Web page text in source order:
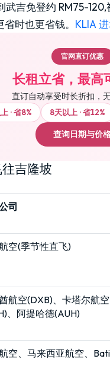
武吉免登约 RM75-
时也更省钱。 KLIA
官网直订优惠
长租立省，最高
直订自动享受时长折扣，
· 省8% 8天以上 · 省12%
查询日期与价
吉隆坡
司
空(季节性直飞)
航空(DXB)、卡塔尔航空
、阿提哈德(AUH)
空、马来西亚航空、